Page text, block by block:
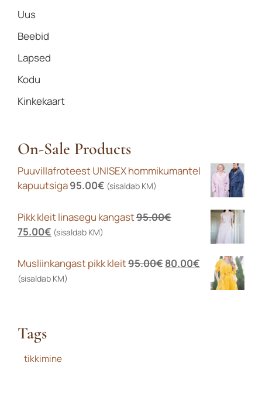
Uus
Beebid
Lapsed
Kodu
Kinkekaart
On-Sale Products
Puuvillafroteest UNISEX hommikumantel
kapuutsiga95.00€ (sisaldab KM)
Pikk kleit linasegu kangast95.00€
Algne
oli:
95.00€.
75.00€ Praegune
on:
75.00€.
(sisaldab KM)
Musliinkangast pikk kleit95.00€Algne
80.00€ Praegune
hind
on:
(sisaldab KM)
Tags
tikkimine